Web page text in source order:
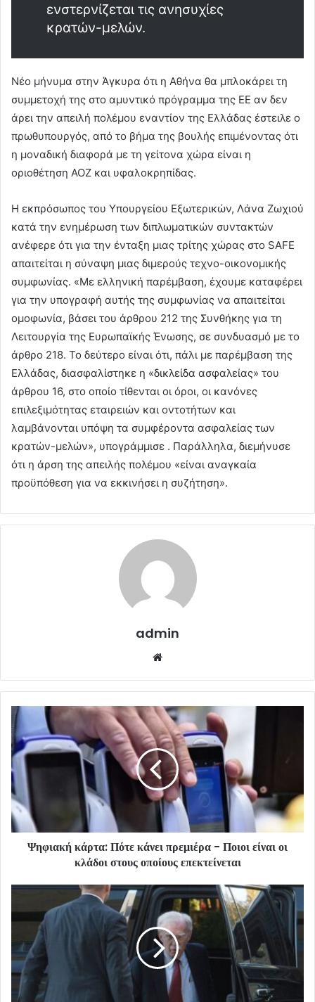
ενστερνίζεται τις ανησυχίες
κρατών-μελών.
Νέο μήνυμα στην Άγκυρα ότι η Αθήνα θα μπλοκάρει τη
συμμετοχή της στο αμυντικό πρόγραμμα της ΕΕ αν δεν
άρει την απειλή πολέμου εναντίον της Ελλάδας έστειλε ο
πρωθυπουργός, από το βήμα της βουλής επιμένοντας ότι
η μοναδική διαφορά με τη γείτονα χώρα είναι η
οριοθέτηση ΑΟΖ και υφαλοκρηπίδας.
Η εκπρόσωπος του Υπουργείου Εξωτερικών, Λάνα Ζωχιού
κατά την ενημέρωση των διπλωματικών συντακτών
ανέφερε ότι για την ένταξη μιας τρίτης χώρας στο SAFE
απαιτείται η σύναψη μιας διμερούς τεχνο-οικονομικής
συμφωνίας. «Με ελληνική παρέμβαση, έχουμε καταφέρει
για την υπογραφή αυτής της συμφωνίας να απαιτείται
ομοφωνία, βάσει του άρθρου 212 της Συνθήκης για τη
Λειτουργία της Ευρωπαϊκής Ένωσης, σε συνδυασμό με το
άρθρο 218. Το δεύτερο είναι ότι, πάλι με παρέμβαση της
Ελλάδας, διασφαλίστηκε η «δικλείδα ασφαλείας» του
άρθρου 16, στο οποίο τίθενται οι όροι, οι κανόνες
επιλεξιμότητας εταιρειών και οντοτήτων και
λαμβάνονται υπόψη τα συμφέροντα ασφαλείας των
κρατών-μελών», υπογράμμισε . Παράλληλα, διεμήνυσε
ότι η άρση της απειλής πολέμου «είναι αναγκαία
προϋπόθεση για να εκκινήσει η συζήτηση».
admin
Ψηφιακή κάρτα: Πότε κάνει πρεμιέρα - Ποιοι είναι οι
κλάδοι στους οποίους επεκτείνεται